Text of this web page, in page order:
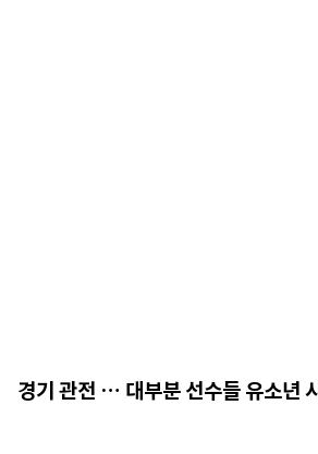
경기 관전 … 대부분 선수들 유소년